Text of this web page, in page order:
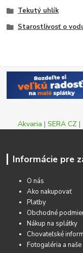
Tekutý uhlík
Starostlivosť o
Akvaria | SERA CZ |
Informácie pre
O nás
Ako nakupovať
Platby
Obchodné
Nákup na splátky
Chovateľské
Fotogaléria a